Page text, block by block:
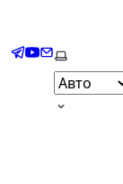
Telegram
YouTube
Email